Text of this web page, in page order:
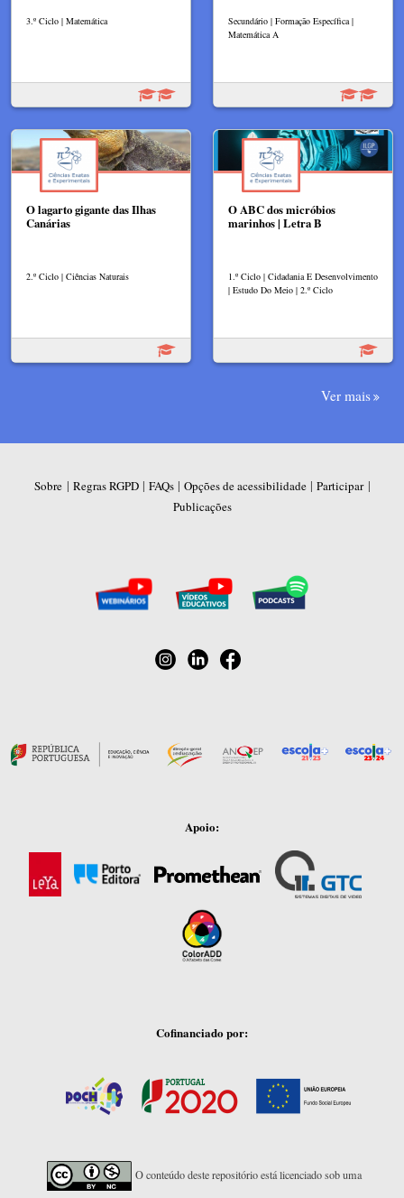
3.º Ciclo | Matemática
Secundário | Formação Específica |
Matemática A
O lagarto gigante das Ilhas
Canárias​
2.º Ciclo | Ciências Naturais
O ABC dos micróbios
marinhos | Letra B
1.º Ciclo | Cidadania E Desenvolvimento
| Estudo Do Meio | 2.º Ciclo
Ver mais
Sobre | Regras RGPD| FAQs| Opções de acessibilidade| Participar|
Publicações
Apoio:
Cofinanciado por:
O conteúdo deste repositório está licenciado sob uma